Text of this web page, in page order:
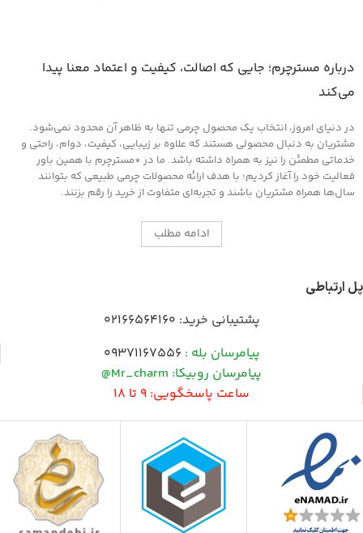
روش مصرف :
ابتدا سطح مورد نظر را کاملا از هرگونه گرد و
کرم را روی سطح آغشته کنید و اجازه دهید
تا خشک شود ، سپس با دستمالی تمیز یا پد
های مخصوص که در همین بخش اکسسوری
موجود است سطح را جلادهید .
درباره مسترچرم؛ جایی که اصالت، کیفیت و اعتماد معنا پیدا
می‌کند
در دنیای امروز، انتخاب یک محصول چرمی تنها به ظاهر آن محدود نمی‌شود.
مشتریان به دنبال محصولی هستند که علاوه بر زیبایی، کیفیت، دوام، راحتی و
خدماتی مطمئن را نیز به همراه داشته باشد. ما در *مسترچرم با همین باور
فعالیت خود را آغاز کردیم؛ با هدف ارائه محصولات چرمی طبیعی که بتوانند
سال‌ها همراه مشتریان باشند و تجربه‌ای متفاوت از خرید را رقم بزنند.
ادامه مطلب
پل ارتباطی
پشتیبانی خرید: 02166564160
پیامرسان بله : 09371167556
پیامرسان روبیکا: Mr_charm@
ساعت پاسخگویی: 9 تا 18